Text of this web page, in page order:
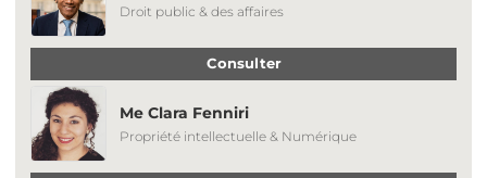
Droit public & des affaires
Consulter
Me Clara Fenniri
Propriété intellectuelle & Numérique